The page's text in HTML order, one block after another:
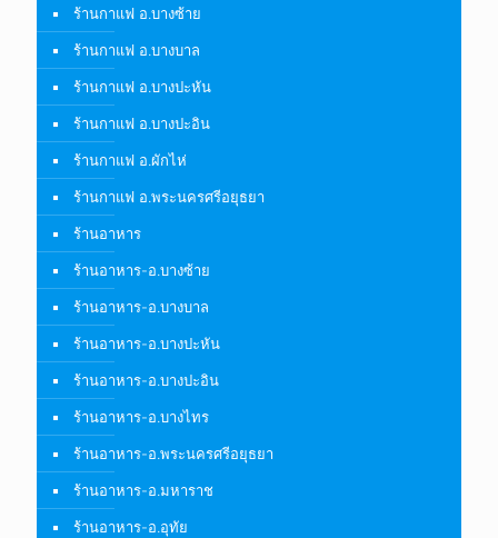
ร้านกาแฟ อ.บางซ้าย
ร้านกาแฟ อ.บางบาล
ร้านกาแฟ อ.บางปะหัน
ร้านกาแฟ อ.บางปะอิน
ร้านกาแฟ อ.ผักไห่
ร้านกาแฟ อ.พระนครศรีอยุธยา
ร้านอาหาร
ร้านอาหาร-อ.บางซ้าย
ร้านอาหาร-อ.บางบาล
ร้านอาหาร-อ.บางปะหัน
ร้านอาหาร-อ.บางปะอิน
ร้านอาหาร-อ.บางไทร
ร้านอาหาร-อ.พระนครศรีอยุธยา
ร้านอาหาร-อ.มหาราช
ร้านอาหาร-อ.อุทัย